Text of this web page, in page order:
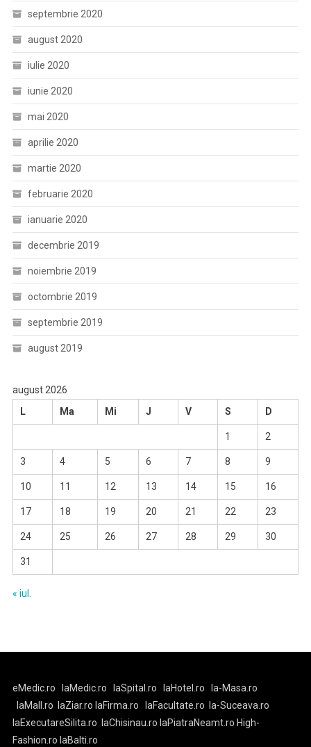
septembrie 2020
august 2020
iulie 2020
iunie 2020
mai 2020
aprilie 2020
martie 2020
februarie 2020
ianuarie 2020
decembrie 2019
noiembrie 2019
octombrie 2019
septembrie 2019
august 2019
august 2026
L
Ma Mi J V S D
1 2
3 4 5 6 7 8 9
10 11 12 13 14 15 16
17 18 19 20 21 22 23
24 25 26 27 28 29 30
31
« iul.
eMedic.ro laMedic.ro laSpital.ro laHotel.ro
la-Masa.ro
laMall.ro
laZiar.ro laFirma.ro laFacultate.ro
la-Suceava.ro
laExecutareSilita.ro
laChisinau.ro laPiatraNeamt.ro High-
Fashion.ro laBalti.ro